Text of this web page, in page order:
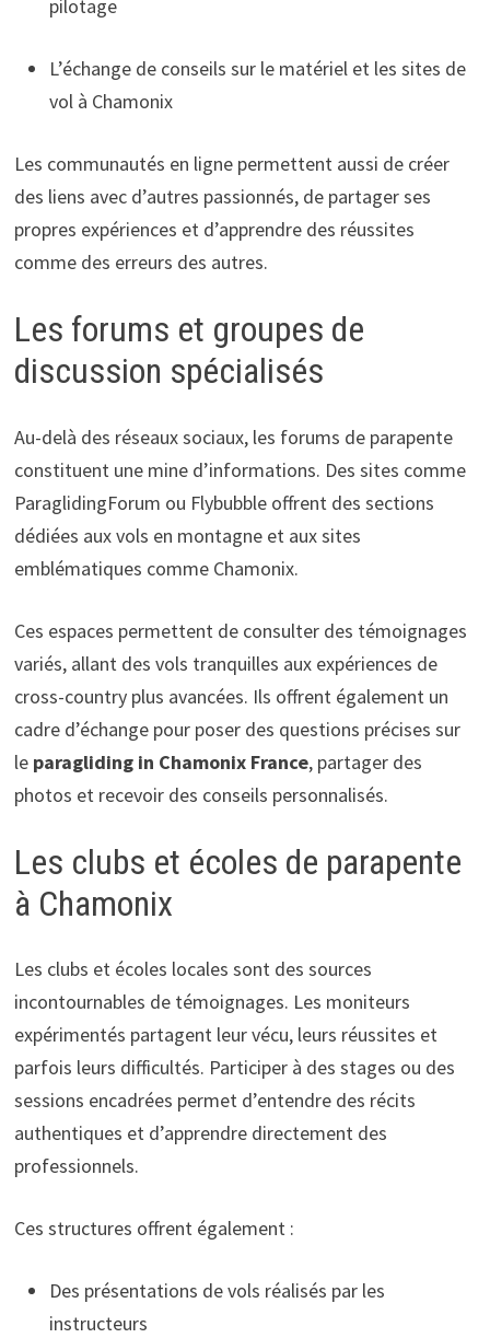
pilotage
L’échange de conseils sur le matériel et les sites de
vol à Chamonix
Les communautés en ligne permettent aussi de créer
des liens avec d’autres passionnés, de partager ses
propres expériences et d’apprendre des réussites
comme des erreurs des autres.
Les forums et groupes de
discussion spécialisés
Au-delà des réseaux sociaux, les forums de parapente
constituent une mine d’informations. Des sites comme
ParaglidingForum ou Flybubble offrent des sections
dédiées aux vols en montagne et aux sites
emblématiques comme Chamonix.
Ces espaces permettent de consulter des témoignages
variés, allant des vols tranquilles aux expériences de
cross-country plus avancées. Ils offrent également un
cadre d’échange pour poser des questions précises sur
le paragliding in Chamonix France, partager des
photos et recevoir des conseils personnalisés.
Les clubs et écoles de parapente
à Chamonix
Les clubs et écoles locales sont des sources
incontournables de témoignages. Les moniteurs
expérimentés partagent leur vécu, leurs réussites et
parfois leurs difficultés. Participer à des stages ou des
sessions encadrées permet d’entendre des récits
authentiques et d’apprendre directement des
professionnels.
Ces structures offrent également :
Des présentations de vols réalisés par les
instructeurs